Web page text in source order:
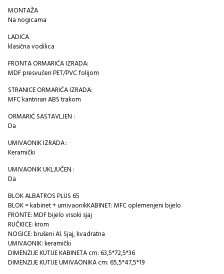
MONTAŽA
Na nogicama
LADICA
klasična vodilica
FRONTA ORMARIĆA IZRADA:
MDF presvučen PET/PVC folijom
STRANICE ORMARIĆA IZRADA:
MFC kantriran ABS trakom
ORMARIĆ SASTAVLJEN :
Da
UMIVAONIK IZRADA :
Keramički
UMIVAONIK UKLJUČEN :
Da
BLOK ALBATROS PLUS 65
BLOK = kabinet + umivaonikKABINET: MFC oplemenjeni bijelo
FRONTE: MDF bijelo visoki sjaj
RUČKICE: krom
NOGICE: brušeni Al. Sjaj, kvadratna
UMIVAONIK: keramički
DIMENZIJE KUTIJE KABINETA cm: 63,5*72,5*36
DIMENZIJE KUTIJE UMIVAONIKA cm: 65,5*47,5*19